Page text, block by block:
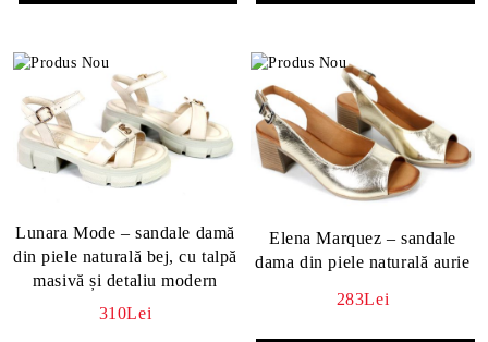
Lunara Mode – sandale damă
din piele naturală bej, cu talpă
masivă și detaliu modern
310Lei
Elena Marquez – sandale
dama din piele naturală aurie
283Lei